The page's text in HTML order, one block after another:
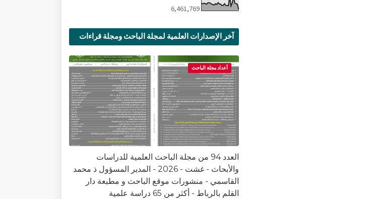
6,461,769
آخر الإصدارات العلمية لمجلة الباحث ومجلة قراءات
أعداد مجلة الباحث
العدد 94 من مجلة الباحث العلمية للدراسات
والأبحاث - غشت - 2026 - المدير المسؤول ذ محمد
القاسمي - منشورات موقع الباحث و مطبعة دار
القلم بالرباط - أكثر من 65 دراسة علمية